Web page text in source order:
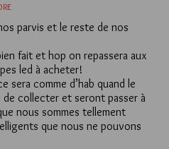
parvis et le reste de nos
fait et hop on repassera aux
led à acheter!
sera comme d’hab quand le
de collecter et seront passer à
nous sommes tellement
que nous ne pouvons